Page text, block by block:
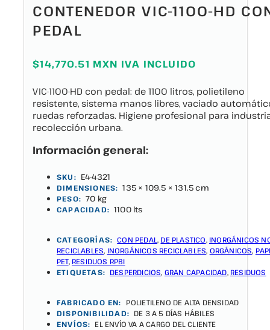
CONTENEDOR VIC-1100-HD
PEDAL
$14,770.51 MXN IVA INCLUIDO
VIC-1100-HD con pedal: de 1100 litros, polietileno
resistente, sistema manos libres, vaciado
ruedas reforzadas. Higiene profesional para
recolección urbana.
Información general:
SKU: E4-4321
DIMENSIONES: 135 × 109.5 × 131.5 cm
PESO: 70 kg
CAPACIDAD: 1100 lts
CATEGORÍAS: CON PEDAL, DE PLASTICO, INORGÁNICOS
RECICLABLES, INORGÁNICOS RECICLABLES, ORGÁNICOS,
PET, RESIDUOS RPBI
ETIQUETAS: DESPERDICIOS, GRAN CAPACIDAD, RESIDUOS
FABRICADO EN:
POLIETILENO DE ALTA DENSIDAD
DISPONIBILIDAD: DE 3 A 5 DÍAS HÁBILES
ENVÍOS: EL ENVÍO VA A CARGO DEL CLIENTE